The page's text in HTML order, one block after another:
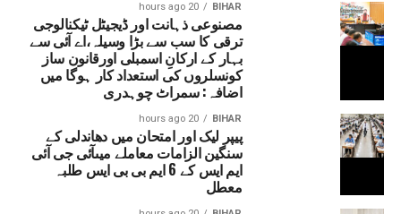
BIHAR
20 hours ago
مصنوعی ذہانت اور ڈیجیٹل ٹیکنالوجی
ترقی کا سب سے بڑا وسیلہ،اے آئی سے
بہار کے ارکانِ اسمبلی اورقانون ساز
کونسلروں کی استعداد کار ہوگا میں
اضافہ: سمراٹ چوہدری
BIHAR
20 hours ago
پیپر لیک اور امتحان میں دھاندلی کے
سنگین الزامات معاملے میںآئی جی آئی
ایم ایس کے 6 ایم بی بی ایس طلبہ
معطل